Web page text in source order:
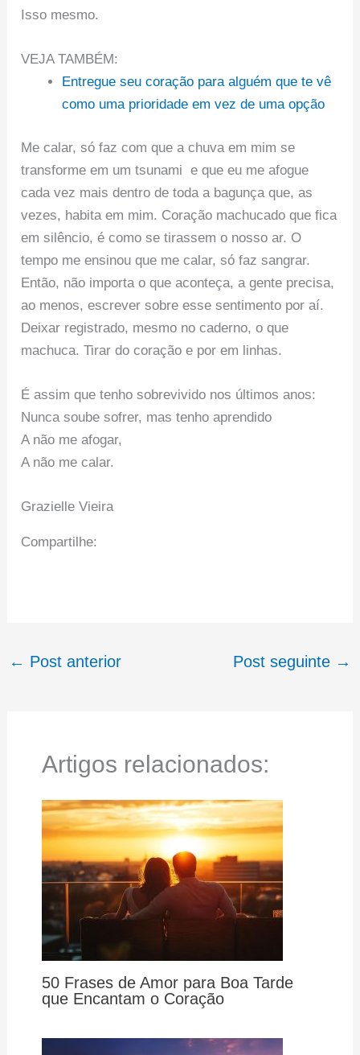
Isso mesmo.
VEJA TAMBÉM:
Entregue seu coração para alguém que te vê
como uma prioridade em vez de uma opção
Me calar, só faz com que a chuva em mim se
transforme em um tsunami e que eu me afogue
cada vez mais dentro de toda a bagunça que, as
vezes, habita em mim. Coração machucado que fica
em silêncio, é como se tirassem o nosso ar. O
tempo me ensinou que me calar, só faz sangrar.
Então, não importa o que aconteça, a gente precisa,
ao menos, escrever sobre esse sentimento por aí.
Deixar registrado, mesmo no caderno, o que
machuca. Tirar do coração e por em linhas.
É assim que tenho sobrevivido nos últimos anos:
Nunca soube sofrer, mas tenho aprendido
A não me afogar,
A não me calar.
Grazielle Vieira
Compartilhe:
← Post anterior Post seguinte →
Artigos relacionados:
50 Frases de Amor para Boa Tarde
que Encantam o Coração